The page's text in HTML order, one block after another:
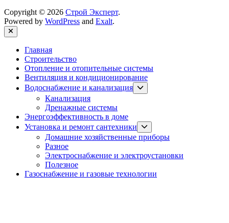
Copyright © 2026 Строй Эксперт.
Powered by WordPress and Exalt.
Close
Главная
Строительство
Отопление и отопительные системы
Вентиляция и кондиционирование
Водоснабжение и канализация
Show
sub
Канализация
Дренажные системы
Энергоэффективность в доме
Установка и ремонт сантехники
sub
menu
Домашние хозяйственные приборы
Разное
Электроснабжение и электроустановки
Полезное
Газоснабжение и газовые технологии